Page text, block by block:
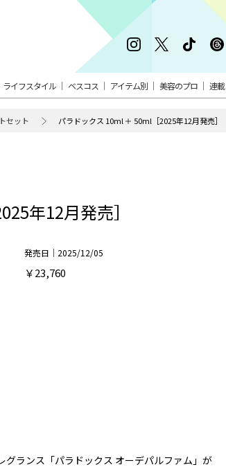
ライフスタイル ベスコス アイテム別 美容のプロ 連載
セット パラドックス 10ml ＋ 50ml［2025年12月発売］
年12月発売］
発売日｜2025/12/05
￥23,760
ランス「パラドックス オーデパルファム」が